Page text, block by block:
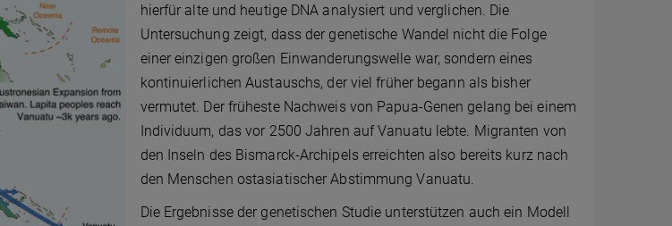
hierfür alte und heutige DNA analysiert und verglichen. Die
Untersuchung zeigt, dass der genetische Wandel nicht die Folge
einer einzigen großen Einwanderungswelle war, sondern eines
kontinuierlichen Austauschs, der viel früher begann als bisher
vermutet. Der früheste Nachweis von Papua-Genen gelang bei einem
Individuum, das vor 2500 Jahren auf Vanuatu lebte. Migranten von
den Inseln des Bismarck-Archipels erreichten also bereits kurz nach
den Menschen ostasiatischer Abstimmung Vanuatu.
Die Ergebnisse der genetischen Studie unterstützen auch ein Modell